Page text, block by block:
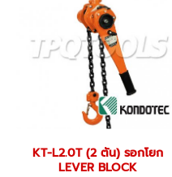
KT-L2.0T (2 ตัน) รอกโยก
LEVER BLOCK